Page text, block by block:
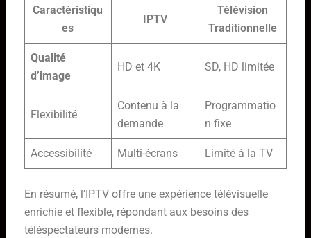
Caractéristiqu
es
IPTV
Télévision
Traditionnelle
Qualité
d’image
HD et 4K SD, HD limitée
Flexibilité
Contenu à la
demande
Programmatio
n fixe
Accessibilité Multi-écrans Limité à la TV
En résumé, l’IPTV offre une expérience télévisuelle
enrichie et flexible, répondant aux besoins des
téléspectateurs modernes.